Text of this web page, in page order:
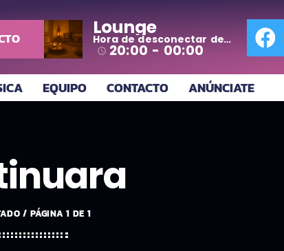
Lounge
Hora de desconectar de
todo
access_time 20:00 - 00:00
EQUIPO CONTACTO ANÚNCIATE
/ PÁGINA 1 DE 1